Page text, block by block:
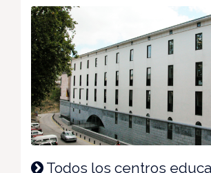
Todos los centros